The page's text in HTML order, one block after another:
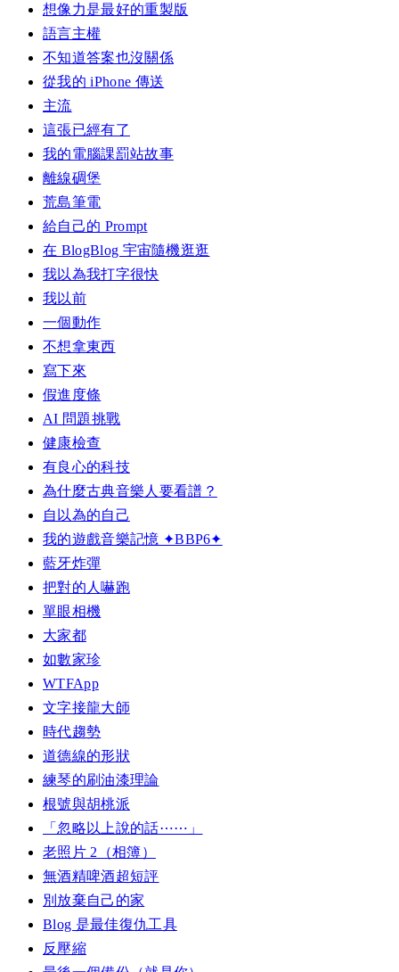
想像力是最好的重製版
語言主權
不知道答案也沒關係
從我的 iPhone 傳送
主流
這張已經有了
我的電腦課罰站故事
離線碉堡
荒島筆電
給自己的 Prompt
在 BlogBlog 宇宙隨機逛逛
我以為我打字很快
我以前
一個動作
不想拿東西
寫下來
假進度條
AI 問題挑戰
健康檢查
有良心的科技
為什麼古典音樂人要看譜？
自以為的自己
我的遊戲音樂記憶 ✦BBP6✦
藍牙炸彈
把對的人嚇跑
單眼相機
大家都
如數家珍
WTFApp
文字接龍大師
時代趨勢
道德線的形狀
練琴的刷油漆理論
根號與胡桃派
「忽略以上說的話⋯⋯」
老照片 2（相簿）
無酒精啤酒超短評
別放棄自己的家
Blog 是最佳復仇工具
反壓縮